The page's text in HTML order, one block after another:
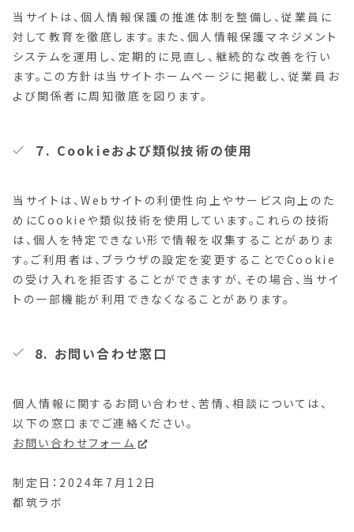
当サイトは、個人情報保護の推進体制を整備し、従業員に
対して教育を徹底します。また、個人情報保護マネジメント
システムを運用し、定期的に見直し、継続的な改善を行い
ます。この方針は当サイトホームページに掲載し、従業員お
よび関係者に周知徹底を図ります。
７. Cookieおよび類似技術の使用
当サイトは、Webサイトの利便性向上やサービス向上のた
めにCookieや類似技術を使用しています。これらの技術
は、個人を特定できない形で情報を収集することがありま
す。ご利用者は、ブラウザの設定を変更することでCookie
の受け入れを拒否することができますが、その場合、当サイ
トの一部機能が利用できなくなることがあります。
8. お問い合わせ窓口
個人情報に関するお問い合わせ、苦情、相談については、
以下の窓口までご連絡ください。
お問い合わせフォーム
制定日：2024年7月12日
都筑ラボ